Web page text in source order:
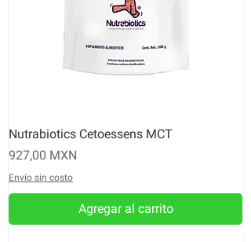
Nutrabiotics Cetoessens MCT
Precio
927,00 MXN
Envío sin costo
Agregar al carrito